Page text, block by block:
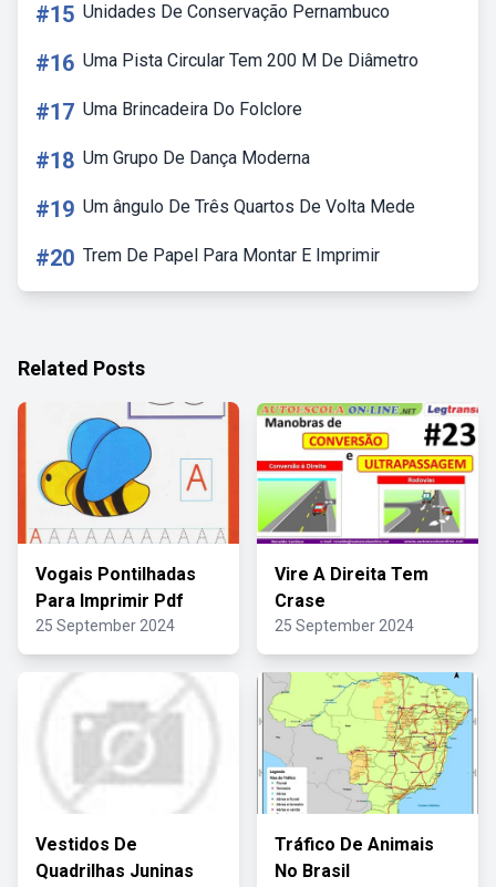
#15 Unidades De Conservação Pernambuco
#16 Uma Pista Circular Tem 200 M De Diâmetro
#17 Uma Brincadeira Do Folclore
#18 Um Grupo De Dança Moderna
#19 Um ângulo De Três Quartos De Volta Mede
#20 Trem De Papel Para Montar E Imprimir
Related Posts
Vogais Pontilhadas
Para Imprimir Pdf
25 September 2024
Vire A Direita Tem
Crase
25 September 2024
Vestidos De
Quadrilhas Juninas
Tráfico De Animais
No Brasil